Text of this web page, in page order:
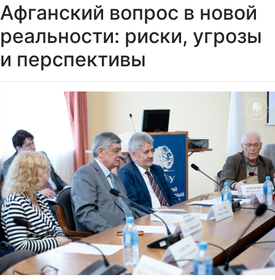
Афганский вопрос в новой
реальности: риски, угрозы
и перспективы